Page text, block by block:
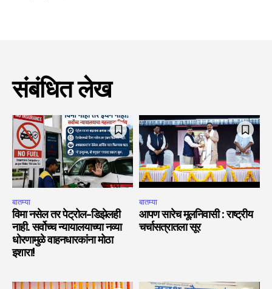
संबंधित लेख
बातम्या
विमा नसेल तर पेट्रोल-डिझेलही
नाही. सर्वोच्च न्यायालयाच्या नव्या
धोरणामुळे वाहनधारकांना मोठा
इशारा!
बातम्या
आपण सारेच मूलनिवासी : राष्ट्रीय
चर्चासत्रातला सूर